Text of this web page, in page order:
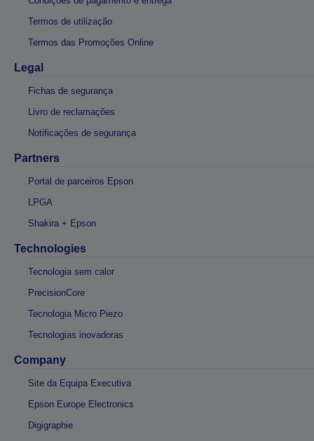
Termos de utilização
Termos das Promoções Online
Legal
Fichas de segurança
Livro de reclamações
Notificações de segurança
Partners
Portal de parceiros Epson
LPGA
Shakira + Epson
Technologies
Tecnologia sem calor
PrecisionCore
Tecnologia Micro Piezo
Tecnologias inovadoras
Company
Site da Equipa Executiva
Epson Europe Electronics
Digigraphie